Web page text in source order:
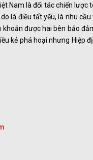
Nam là đối tác chiến
là điều tất yếu, là nhu
được hai bên bảo
kẻ phá hoại nhưng Hiệp